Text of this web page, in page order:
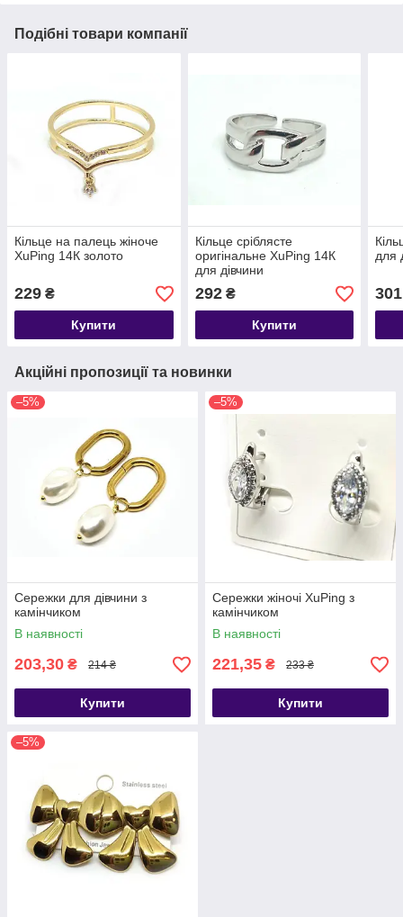
Подібні товари компанії
Кільце на палець жіноче
XuPing 14К золото
229 ₴
Купити
Кільце сріблясте
оригінальне XuPing 14К
для дівчини
292₴
Купити
для
301
Акційні пропозиції та новинки
–5%
Сережки для дівчини з
камінчиком
В наявності
203,30 ₴ 214 ₴
Купити
–5%
Сережки жіночі ХuPing з
камінчиком
В наявності
221,35 ₴ 233 ₴
Купити
–5%